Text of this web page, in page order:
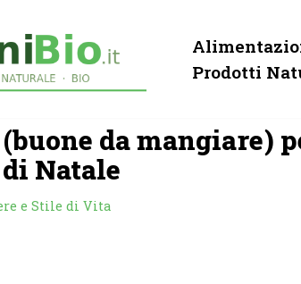
Prodotti
da mangiare)
Natale
e Stile di Vita